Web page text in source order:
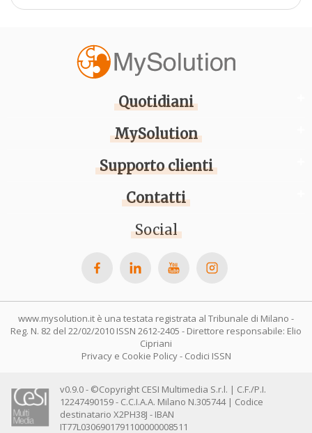
Quotidiani
MySolution
Supporto clienti
Contatti
Social
www.mysolution.it è una testata registrata al Tribunale di Milano -
Reg. N. 82 del 22/02/2010 ISSN 2612-2405 - Direttore responsabile: Elio
Cipriani
Privacy e Cookie Policy- Codici ISSN
v0.9.0 - ©Copyright CESI Multimedia S.r.l. | C.F./P.I.
12247490159 - C.C.I.A.A. Milano N.305744 | Codice
destinatario X2PH38J - IBAN
IT77L0306901791100000008511